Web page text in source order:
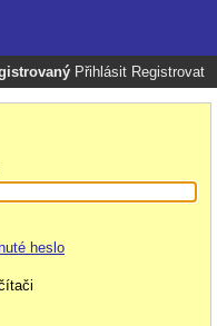
Přihlásit Registrovat
heslo